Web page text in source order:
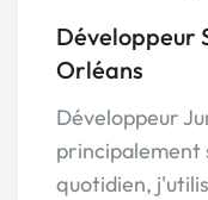
Développeur
Orléans
Développeur
principalement
quotidien,